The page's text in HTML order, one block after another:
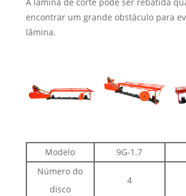
encontrar um grande obstáculo para
lâmina.
Modelo 9G-1.7
Número do
disco
4